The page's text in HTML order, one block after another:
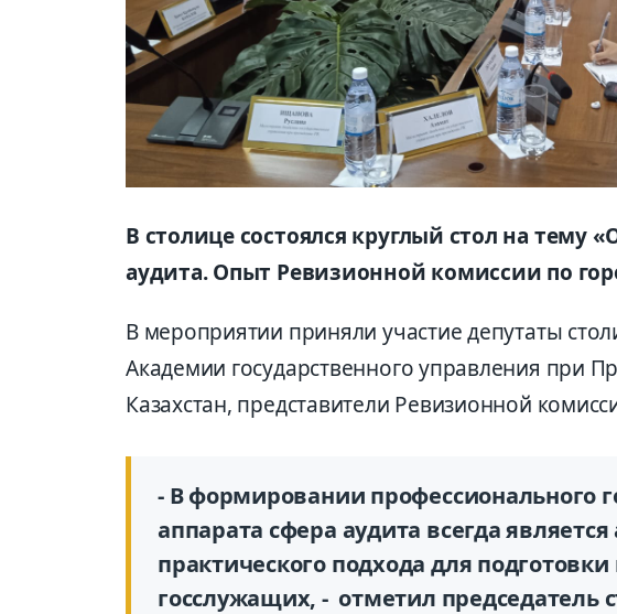
В столице состоялся круглый стол на тему
аудита. Опыт Ревизионной комиссии по
В мероприятии приняли участие депутаты
Академии государственного управления при
Казахстан, представители Ревизионной
- В формировании профессионального
аппарата сфера аудита всегда
практического подхода для
госслужащих, - отметил председатель